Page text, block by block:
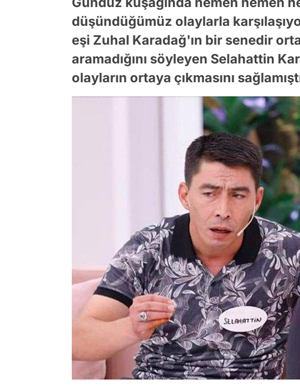
düşündüğümüz olaylarla
eşi Zuhal Karadağ'ın bir senedir
aramadığını söyleyen Selahattin
olayların ortaya çıkmasını